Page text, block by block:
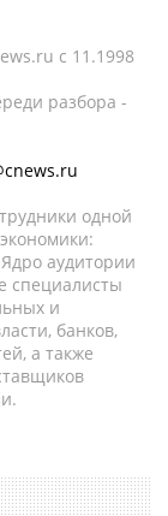
c 11.1998
разбора -
одной
аудитории
специалисты
и
банков,
а также